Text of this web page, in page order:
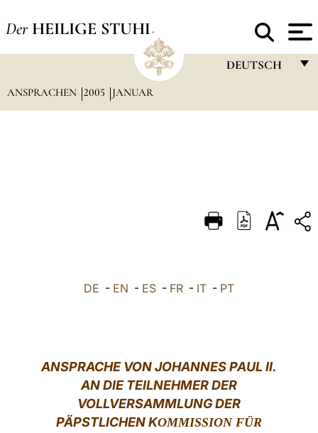
Der HEILIGE STUHL
DEUTSCH
DEUTSCH
العربيّة
ANSPRACHEN 2005 JANUAR
DE - EN - ES - FR - IT - PT
ANSPRACHE VON JOHANNES PAUL II.
AN DIE TEILNEHMER DER
VOLLVERSAMMLUNG DER
PÄPSTLICHEN KOMMISSION FÜR